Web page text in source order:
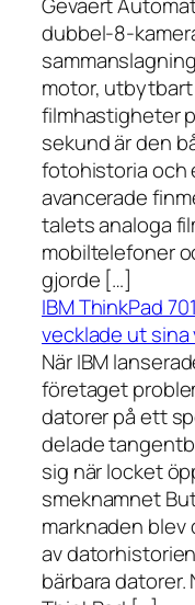
Gevaert
dubbel-8-
motor,
filmhastigheter
sekund är den
fotohistoria och
avancerade
talets analoga
mobiltelefoner
gjorde […]
IBM ThinkPad
vecklade ut sina
När IBM
företaget
datorer på ett
delade
sig när locket
smeknamnet
marknaden
av
bärbara datorer.